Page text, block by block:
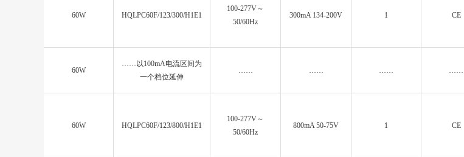
60W HQLPC60F/123/300/H1E1
100-277V～
50/60Hz
300mA 134-200V 1 CE
60W
……以100mA电流区间为
一个档位延伸
…… …… …… ……
60W HQLPC60F/123/800/H1E1
100-277V～
50/60Hz
800mA 50-75V 1 CE